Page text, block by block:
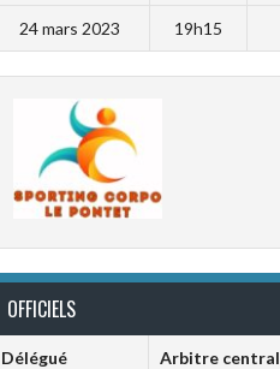
24 mars 2023 19h15
OFFICIELS
Délégué Arbitre central